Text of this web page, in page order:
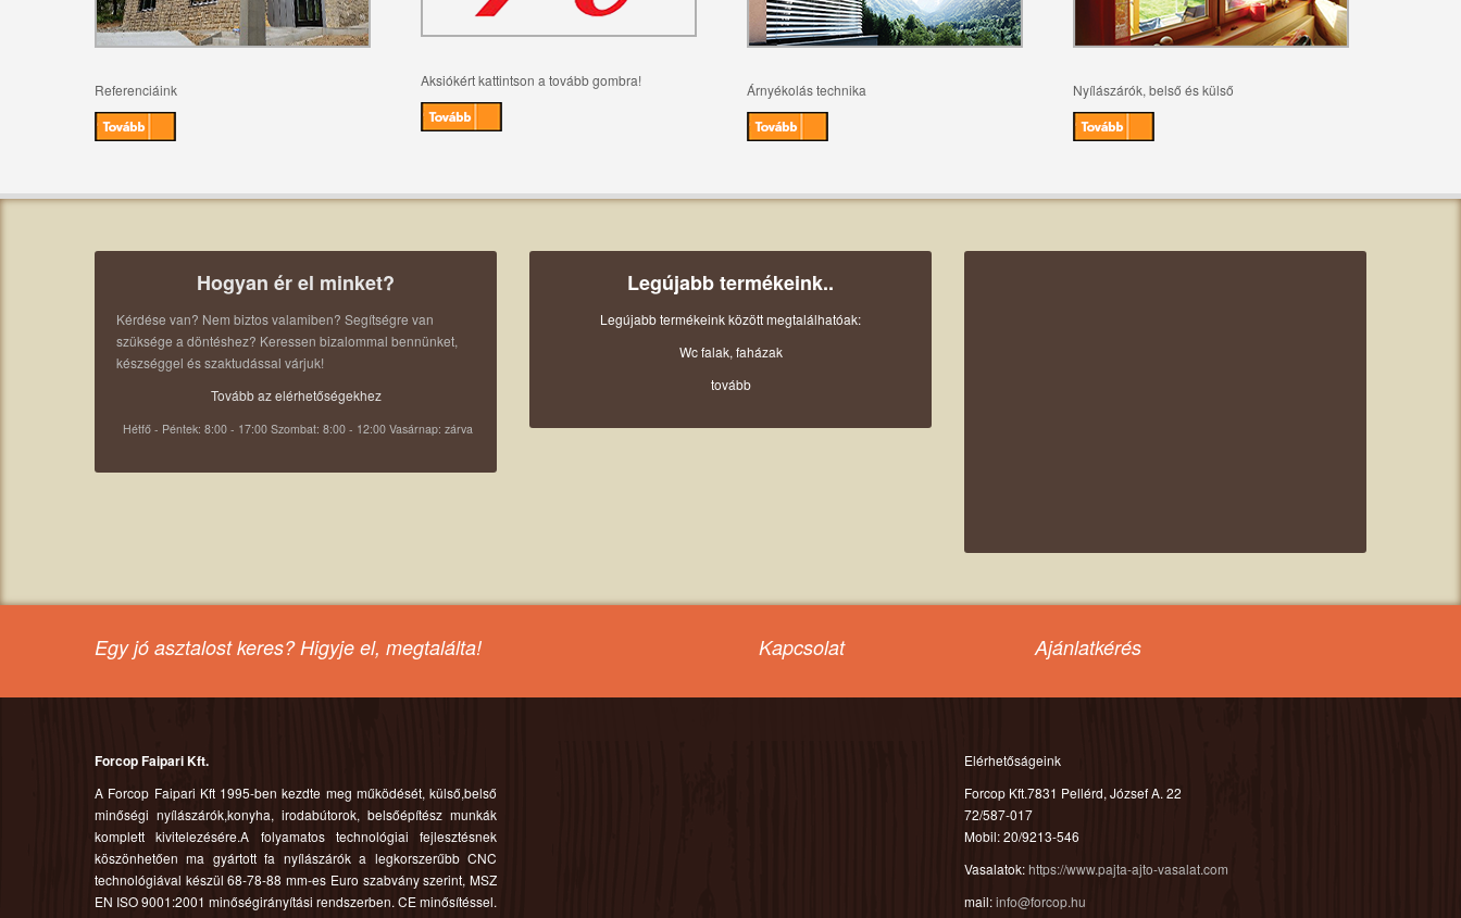
Referenciáink
Aksiókért kattintson a tovább gombra!
Árnyékolás technika Nyílászárók, belső és külső
Hogyan ér el minket?
Kérdése van? Nem biztos valamiben? Segítségre van
szüksége a döntéshez? Keressen bizalommal bennünket,
készséggel és szaktudással várjuk!
Tovább az elérhetőségekhez
Hétfő - Péntek: 8:00 - 17:00 Szombat: 8:00 - 12:00 Vasárnap: zárva
Legújabb termékeink..
Legújabb termékeink között megtalálhatóak:
Wc falak, faházak
tovább
Egy jó asztalost keres? Higyje el, megtalálta! Kapcsolat Ajánlatkérés
Forcop Faipari Kft.
A Forcop Faipari Kft 1995-ben kezdte meg működését, külső,belső
minőségi nyílászárók,konyha, irodabútorok, belsőépítész munkák
komplett kivitelezésére.A folyamatos technológiai fejlesztésnek
köszönhetően ma gyártott fa nyílászárók a legkorszerűbb CNC
technológiával készül 68-78-88 mm-es Euro szabvány szerint, MSZ
EN ISO 9001:2001 minőségirányítási rendszerben. CE minősítéssel.
Elérhetőságeink
Forcop Kft.7831 Pellérd, József A. 22
72/587-017
Mobil: 20/9213-546
Vasalatok:https://www.pajta-ajto-vasalat.com
mail:info@forcop.hu